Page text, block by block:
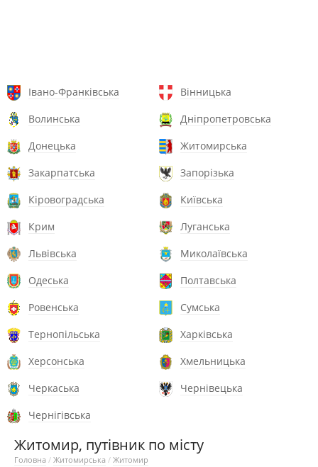
Івано-Франківська
Вінницька
Волинська
Дніпропетровська
Донецька
Житомирська
Закарпатська
Запорізька
Кіровоградська
Київська
Крим
Луганська
Львівська
Миколаївська
Одеська
Полтавська
Ровенська
Сумська
Тернопільська
Харківська
Херсонська
Хмельницька
Черкаська
Чернівецька
Чернігівська
Житомир, путівник по місту
Головна / Житомирська / Житомир